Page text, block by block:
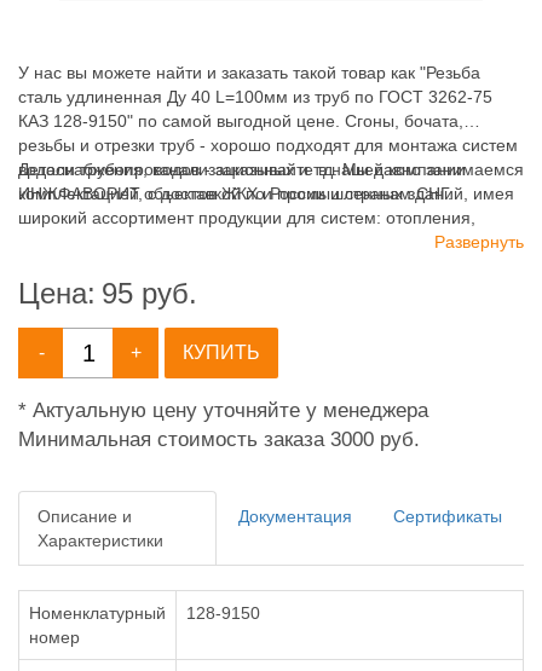
У нас вы можете найти и заказать такой товар как "Резьба
сталь удлиненная Ду 40 L=100мм из труб по ГОСТ 3262-75
КАЗ 128-9150" по самой выгодной цене. Сгоны, бочата,
резьбы и отрезки труб - хорошо подходят для монтажа систем
водоснабжения, канализационных и т.д. Мы давно занимаемся
комплектацией объектов ЖКХ и промышленных зданий, имея
широкий ассортимент продукции для систем: отопления,
Детали трубопроводов - заказывайте в нашей компании
ИНЖФАВОРИТ, с доставкой по России и странам СНГ.
Развернуть
Цена: 95 руб.
- + КУПИТЬ
* Актуальную цену уточняйте у менеджера
Минимальная стоимость заказа 3000 руб.
Описание и
Характеристики
Документация Сертификаты
Номенклатурный
номер
128-9150